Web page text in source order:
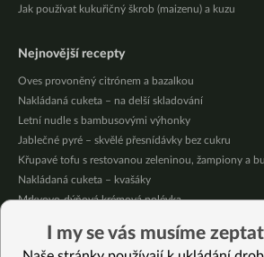
Jak používat kukuřičný škrob (maizenu) a kuzu
Nejnovější recepty
Oves provoněný citrónem a bazalkou
Nakládaná cuketa – na delší skladování
Letní nudle s bambusovými výhonky
Jablečné pyré – skvělé přesnídávky bez cukru
Křupavé tofu s restovanou zeleninou, žampiony a
Nakládaná cuketa – kvašáky
Mrkvovo-dýňová krémová polévka
Osvěžující čaj s citronovými bylinkami
I my se vás musíme